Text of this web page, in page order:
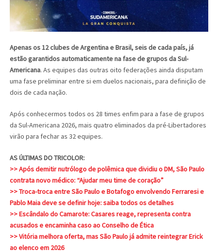
Apenas os 12 clubes de Argentina e Brasil, seis de cada país, já
estão garantidos automaticamente na fase de grupos da Sul-
Americana. As equipes das outras oito federações ainda disputam
uma fase preliminar entre si em duelos nacionais, para definição de
dois de cada nação.
Após conhecermos todos os 28 times enfim para a fase de grupos
da Sul-Americana 2026, mais quatro eliminados da pré-Libertadores
virão para fechar as 32 equipes.
AS ÚLTIMAS DO TRICOLOR:
>> Após demitir nutrólogo de polêmica que dividiu o DM, São Paulo
contrata novo médico: “Ajudar meu time de coração”
>> Troca-troca entre São Paulo e Botafogo envolvendo Ferraresi e
Pablo Maia deve se definir hoje: saiba todos os detalhes
>> Escândalo do Camarote: Casares reage, representa contra
acusados e encaminha caso ao Conselho de Ética
>> Vitória melhora oferta, mas São Paulo já admite reintegrar Erick
ao elenco em 2026